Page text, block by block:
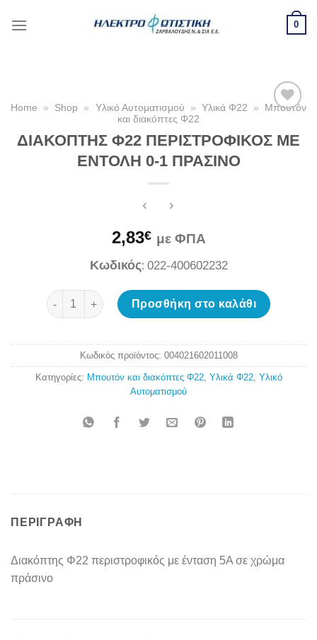
0
Προσθήκη
Home » Shop » Υλικό Αυτοματισμού » Υλικά Φ22 »
Μπουτόν
και διακόπτες Φ22
ΔΙΑΚΟΠΤΗΣ Φ22 ΠΕΡΙΣΤΡΟΦΙΚΟΣ ΜΕ
ΕΝΤΟΛΗ 0-1 ΠΡΑΣΙΝΟ
2,83€ με ΦΠΑ
Κωδικός: 022-400602232
ΔΙΑΚΟΠΤΗΣ Φ22 ΠΕΡΙΣΤΡΟΦΙΚΟΣ ΜΕ ΕΝΤΟΛΗ 0-1
Προσθήκη στο καλάθι
Κωδικός προϊόντος: 004021602011008
Κατηγορίες: Μπουτόν και διακόπτες Φ22, Υλικά Φ22, Υλικό
Αυτοματισμού
ΠΕΡΙΓΡΑΦΉ
Διακόπτης Φ22 περιστροφικός με ένταση 5Α σε χρώμα
πράσινο